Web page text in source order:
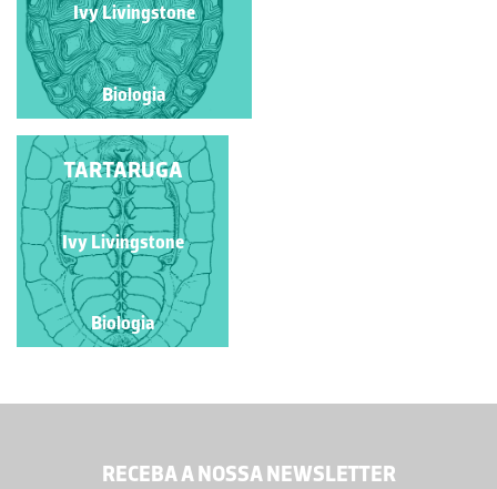
Ivy Livingstone
Biologia
Ivy Livingstone
Biologia
TARTARUGA
Ivy Livingstone
Biologia
RECEBA A NOSSA NEWSLETTER